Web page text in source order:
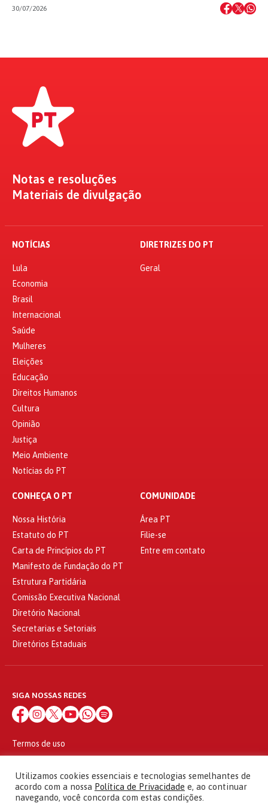
30/07/2026
Notas e resoluções
Materiais de divulgação
NOTÍCIAS
Lula
Economia
Brasil
Internacional
Saúde
Mulheres
Eleições
Educação
Direitos Humanos
Cultura
Opinião
Justiça
Meio Ambiente
Notícias do PT
DIRETRIZES DO PT
Geral
CONHEÇA O PT
Nossa História
Estatuto do PT
Carta de Princípios do PT
Manifesto de Fundação do PT
Estrutura Partidária
Comissão Executiva Nacional
Diretório Nacional
Secretarias e Setoriais
Diretórios Estaduais
COMUNIDADE
Área PT
Filie-se
Entre em contato
SIGA NOSSAS REDES
Termos de uso
© 2010 - 2026
Partido dos Trabalhadores Todos os direitos reservados
Utilizamos cookies essenciais e tecnologias semelhantes de
acordo com a nossa Política de Privacidade e, ao continuar
navegando, você concorda com estas condições.